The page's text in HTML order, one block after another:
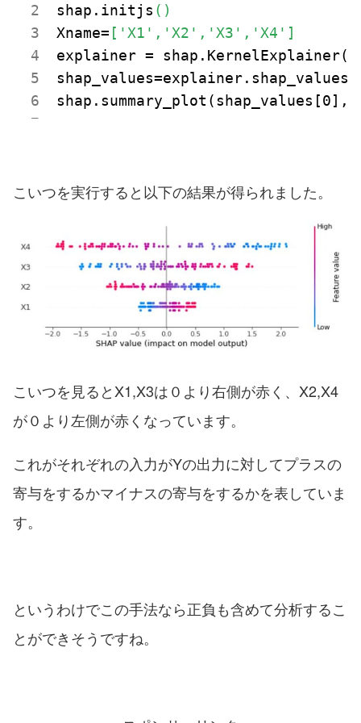
shap.initjs ()
Xname= ['X1','X2','X3','X4']
explainer = shap. KernelExplainer(
shap_values=explainer.shap
shap.summary _plot(shap_values [0],
こいつを実行すると以下の結果が得られました。
こいつを見るとX1,X3は０より右側が赤く、X2,X4
が０より左側が赤くなっています。
これがそれぞれの入力がYの出力に対してプラスの
寄与をするかマイナスの寄与をするかを表していま
す。
というわけでこの手法なら正負も含めて分析するこ
とができそうですね。